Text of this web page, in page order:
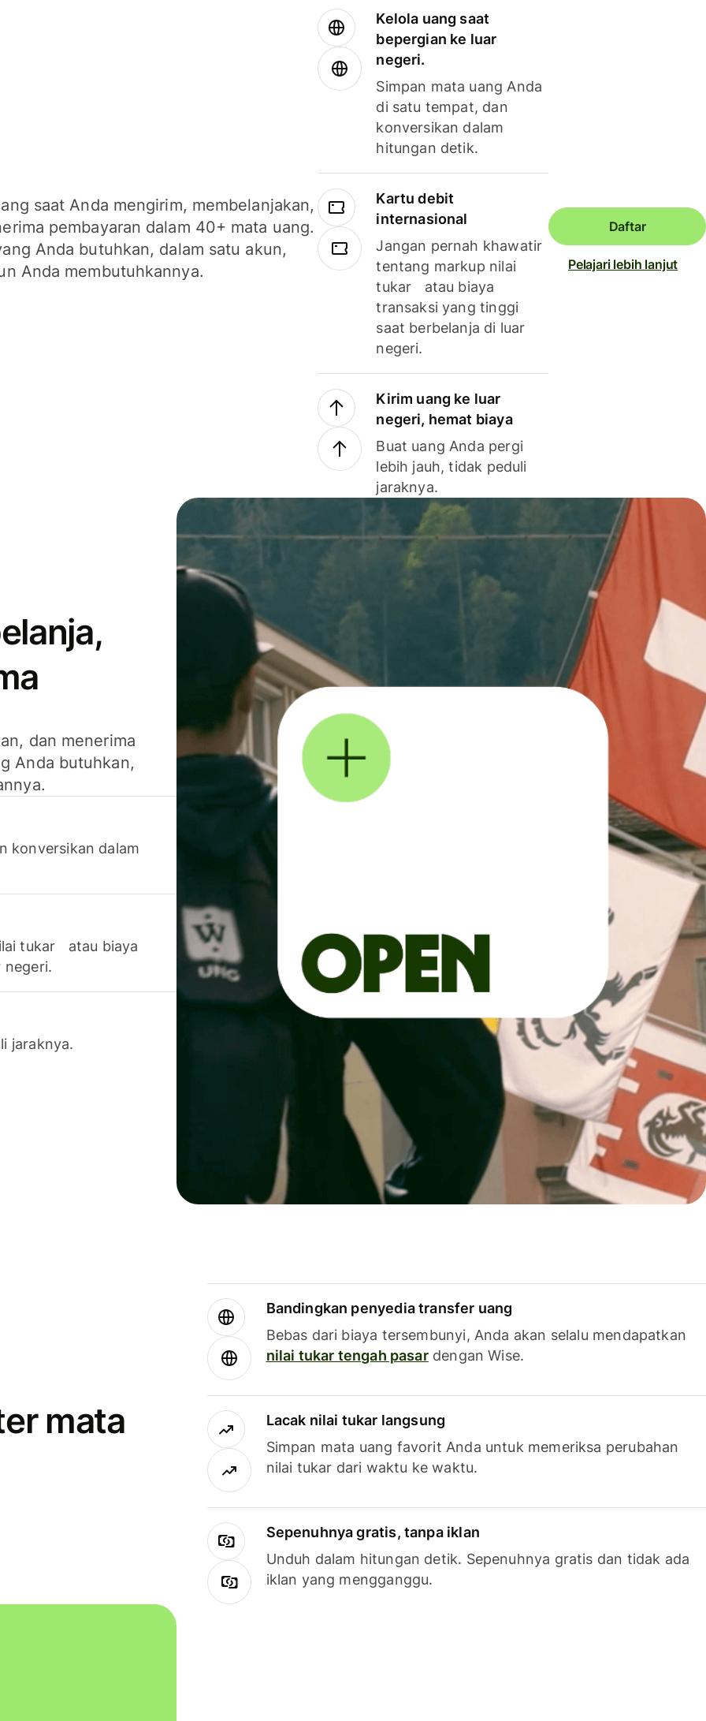
saat Anda mengirim, membelanjakan,
pembayaran dalam 40+ mata uang.
Anda butuhkan, dalam satu akun,
Anda membutuhkannya.
Kelola uang saat
bepergian ke luar
negeri.
Simpan mata uang Anda
di satu tempat, dan
konversikan dalam
hitungan detik.
Kartu debit
internasional
Jangan pernah khawatir
tentang markup nilai
tukar atau biaya
transaksi yang tinggi
saat berbelanja di luar
negeri.
Kirim uang ke luar
negeri, hemat biaya
Buat uang Anda pergi
lebih jauh, tidak peduli
jaraknya.
Daftar
Pelajari lebih lanjut
dan menerima
Anda butuhkan,
konversikan dalam
tukar atau biaya
negeri.
jaraknya.
mata
Bandingkan penyedia transfer uang
Bebas dari biaya tersembunyi, Anda akan selalu mendapatkan
nilai tukar tengah pasardengan Wise.
Lacak nilai tukar langsung
Simpan mata uang favorit Anda untuk memeriksa perubahan
nilai tukar dari waktu ke waktu.
Sepenuhnya gratis, tanpa iklan
Unduh dalam hitungan detik. Sepenuhnya gratis dan tidak ada
iklan yang mengganggu.